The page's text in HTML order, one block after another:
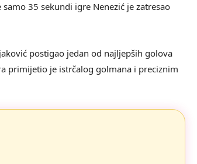
35 sekundi igre Nenezić je zatresao
postigao jedan od najljepših golova
primijetio je istrčalog golmana i preciznim